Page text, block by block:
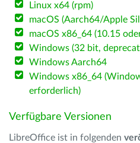
Linux x64 (rpm)
macOS (Aarch64/Apple
macOS x86_64 (10.15
Windows (32 bit,
Windows Aarch64
Windows x86_64
erforderlich)
Verfügbare Versionen
LibreOffice ist in folgenden